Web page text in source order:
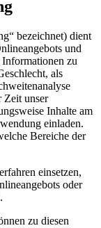
bezeichnet) dient
und
Informationen zu
als
Zeit unser
Inhalte am
einladen.
Bereiche der
einsetzen,
oder
zu diesen